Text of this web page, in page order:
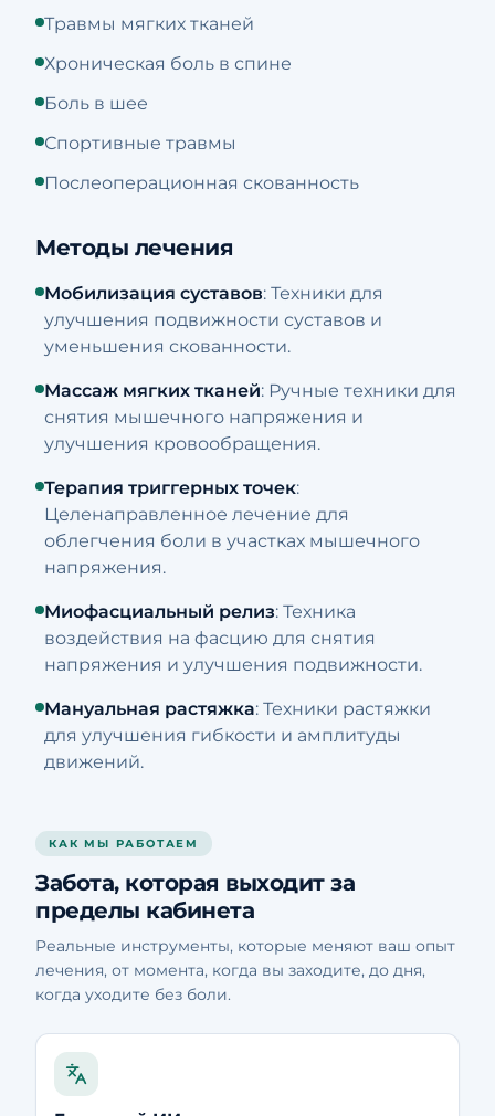
Травмы мягких тканей
Хроническая боль в спине
Боль в шее
Спортивные травмы
Послеоперационная скованность
Методы лечения
Мобилизация суставов: Техники для
улучшения подвижности суставов и
уменьшения скованности.
Массаж мягких тканей: Ручные техники для
снятия мышечного напряжения и
улучшения кровообращения.
Терапия триггерных точек:
Целенаправленное лечение для
облегчения боли в участках мышечного
напряжения.
Миофасциальный релиз: Техника
воздействия на фасцию для снятия
напряжения и улучшения подвижности.
Мануальная растяжка: Техники растяжки
для улучшения гибкости и амплитуды
движений.
КАК МЫ РАБОТАЕМ
Забота, которая выходит за
пределы кабинета
Реальные инструменты, которые меняют ваш опыт
лечения, от момента, когда вы заходите, до дня,
когда уходите без боли.